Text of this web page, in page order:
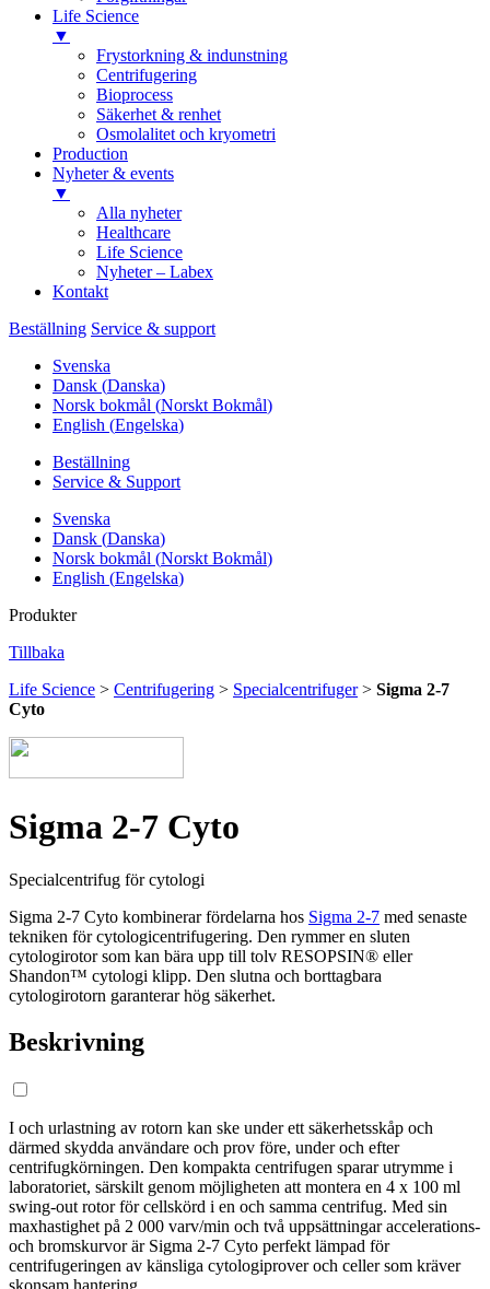
Life Science
▼
Frystorkning & indunstning
Centrifugering
Bioprocess
Säkerhet & renhet
Osmolalitet och kryometri
Production
Nyheter & events
▼
Alla nyheter
Healthcare
Life Science
Nyheter – Labex
Kontakt
Beställning Service & support
Svenska
Dansk (Danska)
Norsk bokmål (Norskt Bokmål)
English (Engelska)
Beställning
Service & Support
Svenska
Dansk (Danska)
Norsk bokmål (Norskt Bokmål)
English (Engelska)
Produkter
Tillbaka
Life Science > Centrifugering > Specialcentrifuger> Sigma 2-7
Cyto
Sigma 2-7 Cyto
Specialcentrifug för cytologi
Sigma 2-7 Cyto kombinerar fördelarna hos Sigma 2-7 med senaste
tekniken för cytologicentrifugering. Den rymmer en sluten
cytologirotor som kan bära upp till tolv RESOPSIN® eller
Shandon™ cytologi klipp. Den slutna och borttagbara
cytologirotorn garanterar hög säkerhet.
Beskrivning
I och urlastning av rotorn kan ske under ett säkerhetsskåp och
därmed skydda användare och prov före, under och efter
centrifugkörningen. Den kompakta centrifugen sparar utrymme i
laboratoriet, särskilt genom möjligheten att montera en 4 x 100 ml
swing-out rotor för cellskörd i en och samma centrifug. Med sin
maxhastighet på 2 000 varv/min och två uppsättningar accelerations-
och bromskurvor är Sigma 2-7 Cyto perfekt lämpad för
centrifugeringen av känsliga cytologiprover och celler som kräver
skonsam hantering.